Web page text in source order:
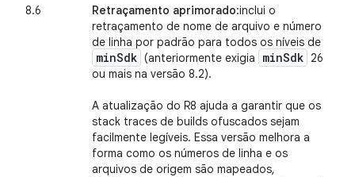
8.6 Retraçamento aprimorado:inclui o
retraçamento de nome de arquivo e número
de linha por padrão para todos os níveis de
minSdk (anteriormente exigia minSdk 26
ou mais na versão 8.2).
A atualização do R8 ajuda a garantir que os
stack traces de builds ofuscados sejam
facilmente legíveis. Essa versão melhora a
forma como os números de linha e os
arquivos de origem são mapeados,